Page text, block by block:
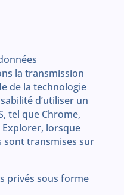
la transmission
de la technologie
d’utiliser un
tel que Chrome,
lorsque
sont transmises sur
privés sous forme